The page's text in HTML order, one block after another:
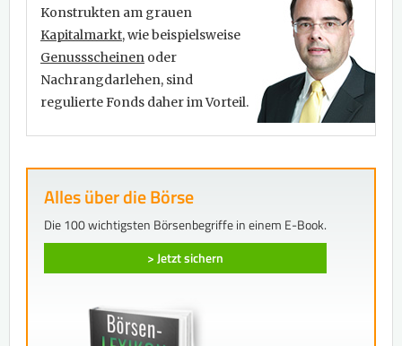
Konstrukten am grauen
Kapitalmarkt, wie beispielsweise
Genussscheinen oder
Nachrangdarlehen, sind
regulierte Fonds daher im Vorteil.
Alles über die Börse
Die 100 wichtigsten Börsenbegriffe in einem E-Book.
> Jetzt sichern